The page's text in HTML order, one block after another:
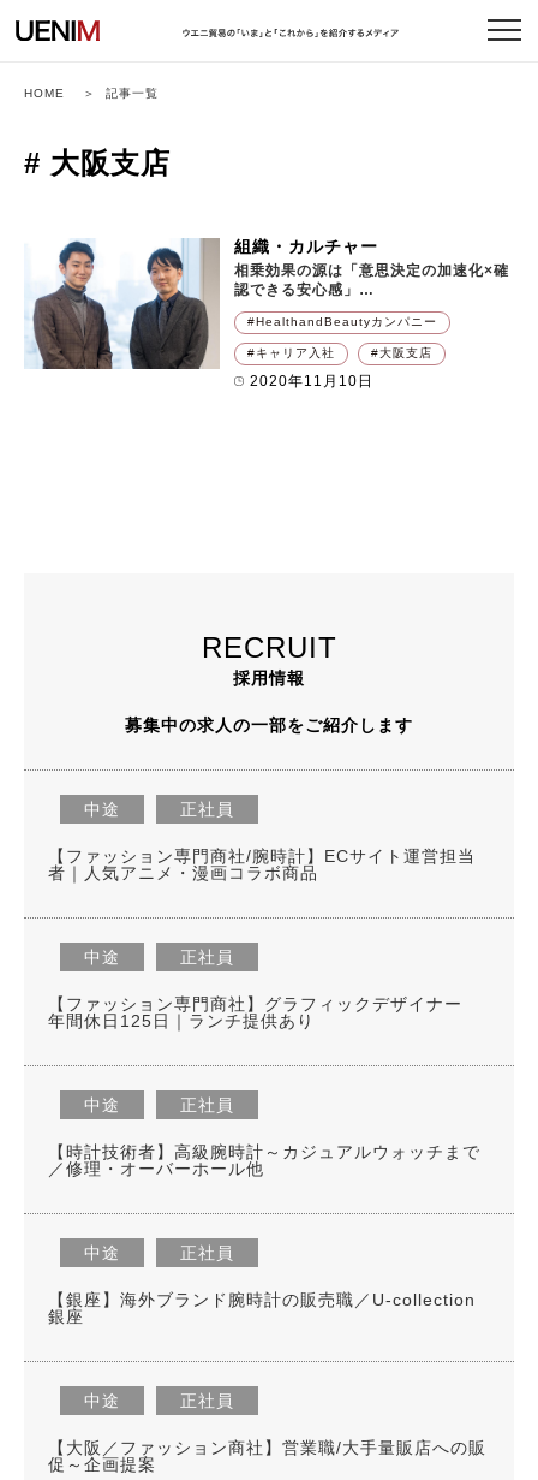
HOME 記事一覧
# 大阪支店
組織・カルチャー
相乗効果の源は「意思決定の加速化×確
認できる安心感」
―― 大阪支店 Health & Beauty編
HealthandBeautyカンパニー
キャリア入社 大阪支店
2020年11月10日
RECRUIT
採用情報
募集中の求人の一部をご紹介します
中途 正社員
【ファッション専門商社/腕時計】ECサイト運営担当
者｜人気アニメ・漫画コラボ商品
中途 正社員
【ファッション専門商社】グラフィックデザイナー
年間休日125日｜ランチ提供あり
中途 正社員
【時計技術者】高級腕時計～カジュアルウォッチまで
／修理・オーバーホール他
中途 正社員
【銀座】海外ブランド腕時計の販売職／U-collection
銀座
中途 正社員
【大阪／ファッション商社】営業職/大手量販店への販
促～企画提案